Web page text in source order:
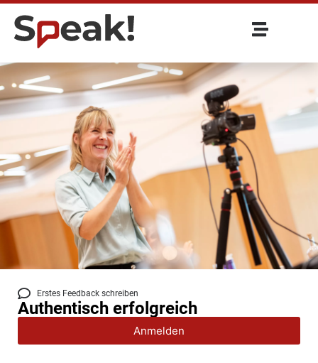
Erstes Feedback schreiben
Authentisch erfolgreich
Anmelden